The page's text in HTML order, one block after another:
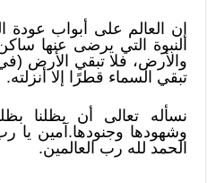
إن العالم على أبواب عودة
النبوة التي يرضى عنها
والأرض، فلا تبقي الأرض (في
تبقي السماء قطرًا إلا أنزلته.
نسأله تعالى أن يظلنا
وشهودها وجنودها.آمين يا
الحمد لله رب العالمين.